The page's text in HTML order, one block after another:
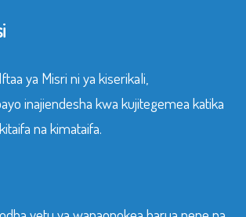
ya Misri ni ya kiserikali,
inajiendesha kwa kujitegemea katika
na kimataifa.